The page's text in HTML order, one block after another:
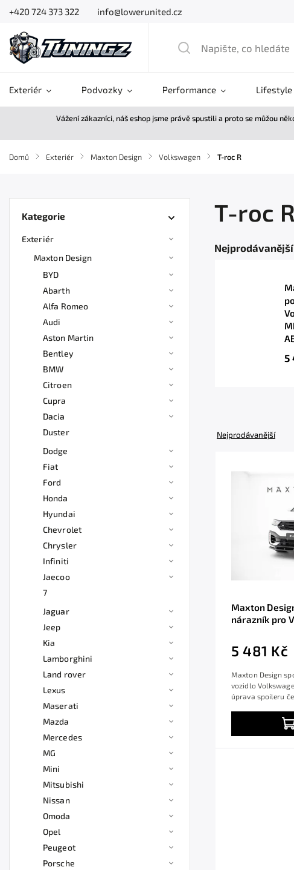
+420 724 373 322 info@lowerunited.cz
Exteriér Podvozky Performance Lifestyle
Vážení zákazníci, náš eshop jsme právě spustili a proto se můžou
Domů / Exteriér / Maxton Design / Volkswagen / T-roc R
Kategorie
Exteriér
Maxton Design
BYD
Abarth
Alfa Romeo
Audi
Aston Martin
Bentley
BMW
Citroen
Cupra
Dacia
Duster
Dodge
Fiat
Ford
Honda
Hyundai
Chevrolet
Chrysler
Infiniti
Jaecoo
7
Jaguar
Jeep
Kia
Lamborghini
Land rover
Lexus
Maserati
Mazda
Mercedes
MG
Mini
Mitsubishi
Nissan
Omoda
Opel
Peugeot
Porsche
T-roc R
Nejprodávanější
5
Nejprodávanější
Maxton
nárazník pro
5 481 Kč
Maxton Design
vozidlo
úprava spoileru